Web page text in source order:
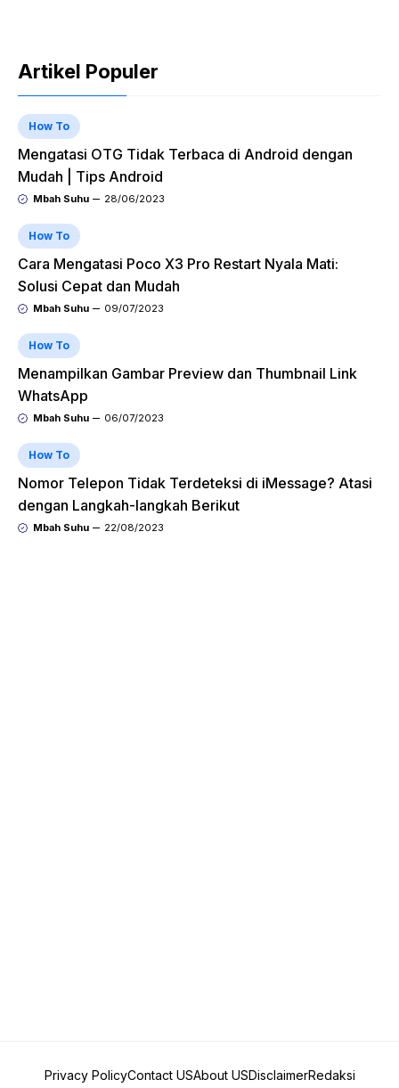
Artikel Populer
How To
Mengatasi OTG Tidak Terbaca di Android dengan
Mudah | Tips Android
Mbah Suhu 28/06/2023
How To
Cara Mengatasi Poco X3 Pro Restart Nyala Mati:
Solusi Cepat dan Mudah
Mbah Suhu 09/07/2023
How To
Menampilkan Gambar Preview dan Thumbnail Link
WhatsApp
Mbah Suhu 06/07/2023
How To
Nomor Telepon Tidak Terdeteksi di iMessage? Atasi
dengan Langkah-langkah Berikut
Mbah Suhu 22/08/2023
Privacy PolicyContact USAbout USDisclaimerRedaksi